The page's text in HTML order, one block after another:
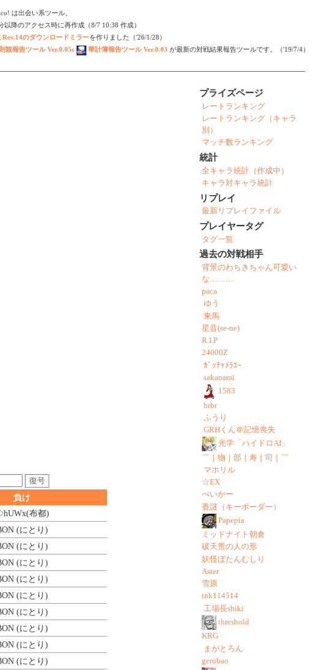
は出会い系ツール。
以降のアクセス時に再作成（8/7 10:38 作成）
Rev.14のダウンロードミラーを作りました（'26/1/28）
観報告ツール Ver.0.05c
華計簿報告ツール Ver.0.03 が最新の対戦結果報告ツールです。（'19/7/4）
復号
負け
(布都)
(にとり)
(にとり)
(にとり)
(にとり)
(にとり)
(にとり)
(にとり)
(にとり)
(にとり)
プライズページ
レートランキング
レートランキング（キャラ
別）
マッチ数ランキング
統計
全キャラ統計（作成中）
キャラ対キャラ統計
リプレイ
最新リプレイファイル
プレイヤータグ
タグ一覧
過去の対戦相手
背景のわちきちゃん可愛い
な………
paca
ゆう
東馬
星音(se-ne)
R.I.P
24000Z
ｶﾞｯﾁｬﾒﾗｴｰ
sakanami
1583
brbr
ふうり
GRHくん＠記憶喪失
光学「ハイドロAI」
￣｜物｜部｜寿｜司｜￣
マホリル
☆EX
べいかー
香謎（キーボーダー）
Papepia
ミッドナイト朝倉
破天荒の人の形
妖怪ぼたんむしり
Aster
雪原
tnk114514
工場長shiki
threshold
KRG
まがとろん
gerubao